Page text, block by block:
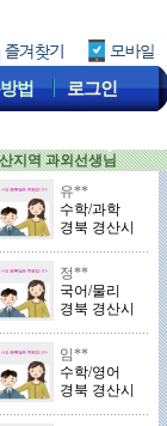
법 로그인
지역 과외선생님
유**
수학/과학
경북 경산시
정**
국어/물리
경북 경산시
임**
수학/영어
경북 경산시